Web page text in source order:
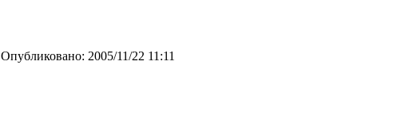
Опубликовано: 2005/11/22 11:11